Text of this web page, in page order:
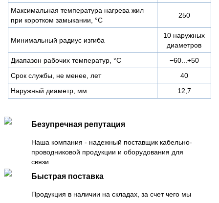
Максимальная температура нагрева жил
при коротком замыкании, °С
250
Минимальный радиус изгиба
10 наружных
диаметров
Диапазон рабочих температур, °С
−60...+50
Срок службы, не менее, лет
40
Наружный диаметр, мм
12,7
Безупречная репутация
Наша компания - надежный поставщик кабельно-
проводниковой продукции и оборудования для
связи
Быстрая поставка
Продукция в наличии на складах, за счет чего мы